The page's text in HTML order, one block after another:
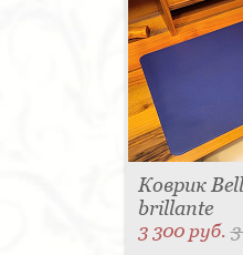
Коврик
brillante
3 300 руб.